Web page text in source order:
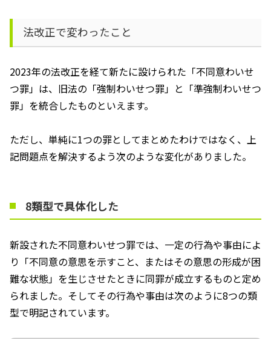
法改正で変わったこと
2023年の法改正を経て新たに設けられた「不同意わいせ
つ罪」は、旧法の「強制わいせつ罪」と「準強制わいせつ
罪」を統合したものといえます。
ただし、単純に1つの罪としてまとめたわけではなく、上
記問題点を解決するよう次のような変化がありました。
8類型で具体化した
新設された不同意わいせつ罪では、一定の行為や事由によ
り「不同意の意思を示すこと、またはその意思の形成が困
難な状態」を生じさせたときに同罪が成立するものと定め
られました。そしてその行為や事由は次のように8つの類
型で明記されています。